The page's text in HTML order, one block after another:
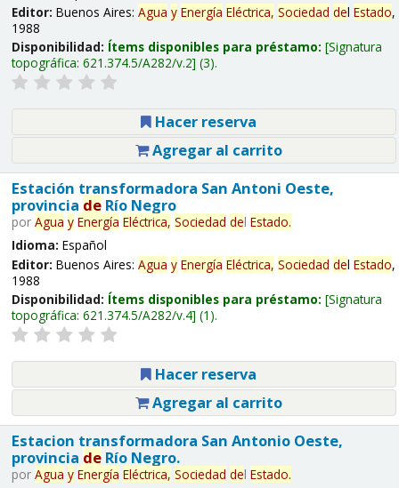
Editor: Buenos Aires: Agua y Energía Eléctrica, Sociedad del Estado,
1988
Disponibilidad: Ítems disponibles para préstamo: Signatura
topográfica: 621.374.5/A282/v.2 (3).
Hacer reserva
Agregar al carrito
Estación transformadora San Antoni Oeste,
provincia deRío Negro
por Agua y Energía Eléctrica, Sociedad del Estado.
Idioma: Español
Editor: Buenos Aires: Agua y Energía Eléctrica, Sociedad del Estado,
1988
Disponibilidad: Ítems disponibles para préstamo: Signatura
topográfica: 621.374.5/A282/v.4 (1).
Hacer reserva
Agregar al carrito
Estacion transformadora San Antonio Oeste,
provincia deRío Negro.
por Agua y Energía Eléctrica, Sociedad del Estado.